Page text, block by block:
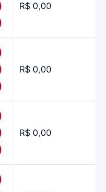
R$ 0,00
R$ 0,00
R$ 0,00